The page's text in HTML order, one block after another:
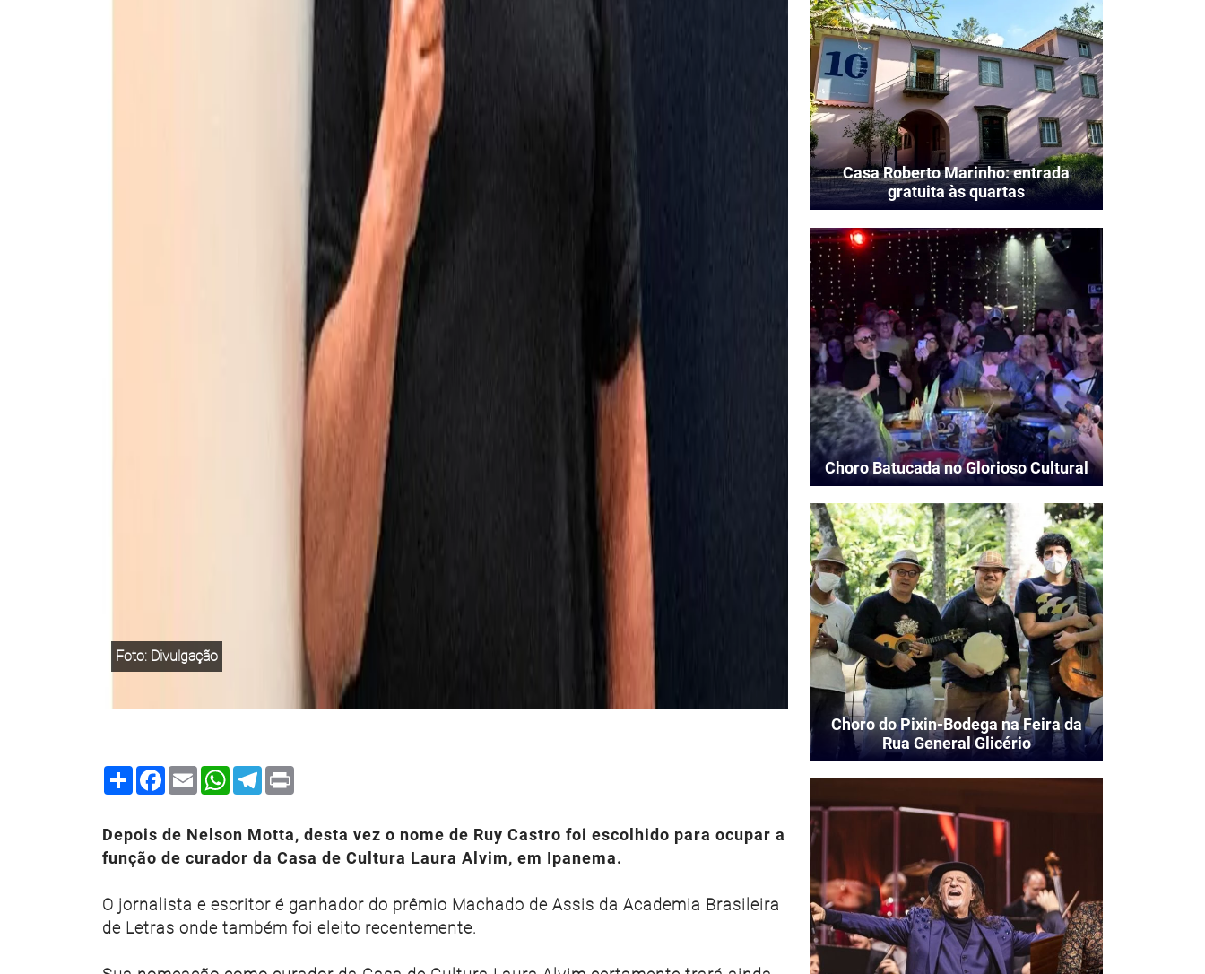
Foto: Divulgação
Share Facebook
Email WhatsApp
Telegram
Depois de Nelson Motta, desta vez o nome de Ruy Castro foi escolhido para ocupar a
função de curador da Casa de Cultura Laura Alvim, em Ipanema.
O jornalista e escritor é ganhador do prêmio Machado de Assis da Academia Brasileira
de Letras onde também foi eleito recentemente.
Casa Roberto Marinho: entrada
gratuita às quartas
Choro Batucada no Glorioso Cultural
Choro do Pixin-Bodega na Feira da
Rua General Glicério